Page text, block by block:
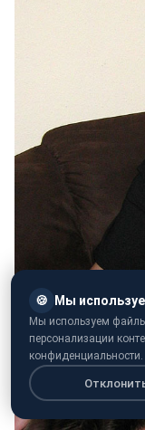
🍪 Мы
Мы используем
персонализации
конфиденциальности.